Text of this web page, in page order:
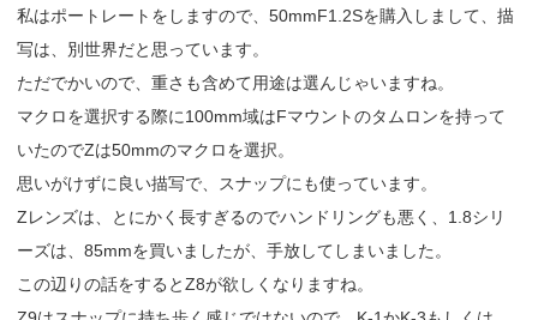
私はポートレートをしますので、50mmF1.2Sを購入しまして、描
写は、別世界だと思っています。
ただでかいので、重さも含めて用途は選んじゃいますね。
マクロを選択する際に100mm域はFマウントのタムロンを持って
いたのでZは50mmのマクロを選択。
思いがけずに良い描写で、スナップにも使っています。
Zレンズは、とにかく長すぎるのでハンドリングも悪く、1.8シリ
ーズは、85mmを買いましたが、手放してしまいました。
この辺りの話をするとZ8が欲しくなりますね。